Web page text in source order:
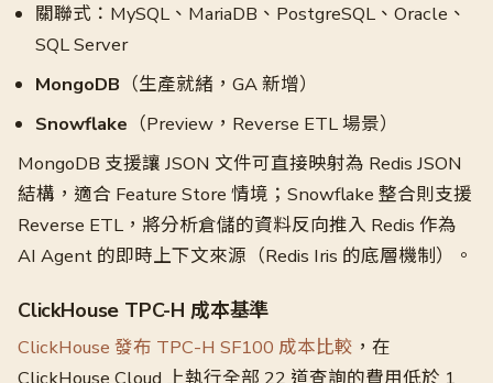
關聯式：MySQL、MariaDB、PostgreSQL、Oracle、
SQL Server
MongoDB （生產就緒，GA 新增）
Snowflake （Preview，Reverse ETL 場景）
MongoDB 支援讓 JSON 文件可直接映射為 Redis JSON
結構，適合 Feature Store 情境；Snowflake 整合則支援
Reverse ETL，將分析倉儲的資料反向推入 Redis 作為
AI Agent 的即時上下文來源（Redis Iris 的底層機制）。
ClickHouse TPC-H 成本基準
ClickHouse 發布 TPC-H SF100 成本比較 ，在